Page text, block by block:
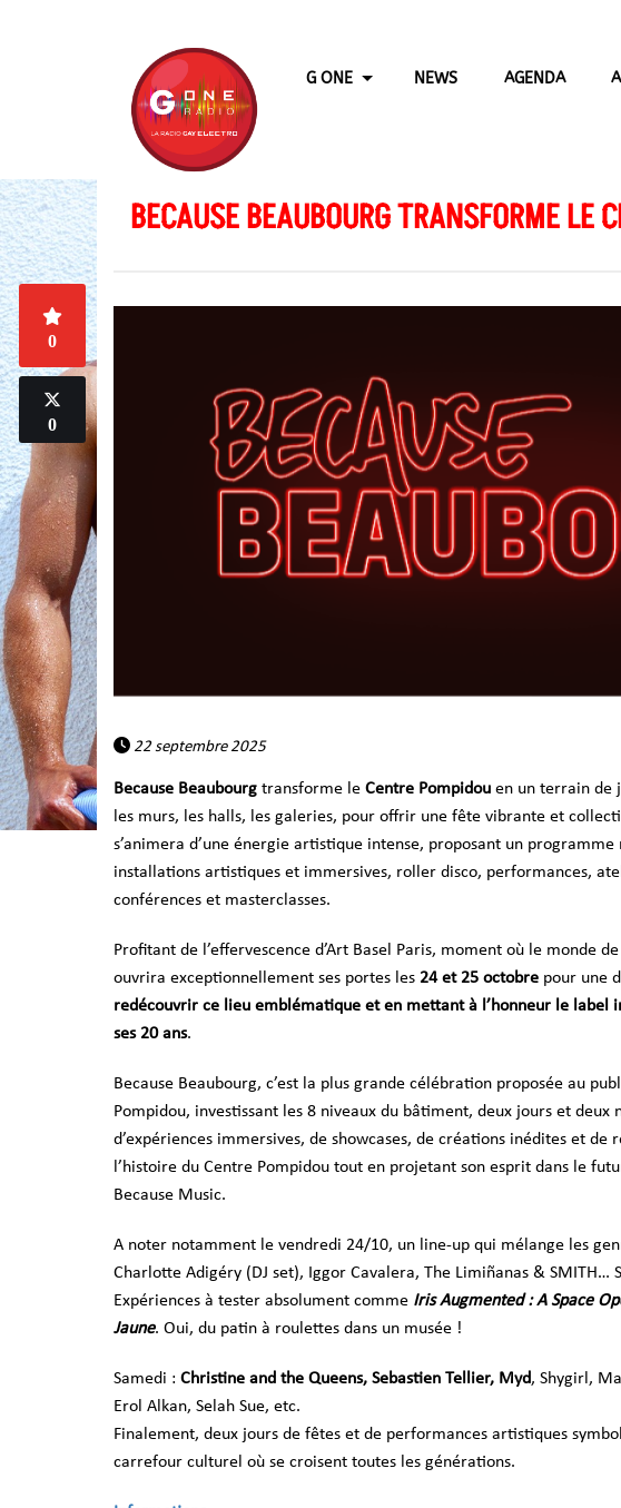
G ONE NEWS AGENDA
BECAUSE BEAUBOURG TRANSFORME LE
0
0
22 septembre 2025
Because Beaubourg transforme le Centre Pompidou en un terrain de
les murs, les halls, les galeries, pour offrir une fête vibrante et
s’animera d’une énergie artistique intense, proposant un
installations artistiques et immersives, roller disco, performances,
conférences et masterclasses.
Profitant de l’effervescence d’Art Basel Paris, moment où le monde
ouvrira exceptionnellement ses portes les 24 et 25 octobre pour une
redécouvrir ce lieu emblématique et en mettant à l’honneur le label
ses 20 ans.
Because Beaubourg, c’est la plus grande célébration proposée au
Pompidou, investissant les 8 niveaux du bâtiment, deux jours et
d’expériences immersives, de showcases, de créations inédites et de
l’histoire du Centre Pompidou tout en projetant son esprit dans le
Because Music.
A noter notamment le vendredi 24/10, un line-up qui mélange les
Charlotte Adigéry (DJ set), Iggor Cavalera, The Limiñanas & SMITH…
Expériences à tester absolument comme Iris Augmented : A Space
Jaune. Oui, du patin à roulettes dans un musée !
Samedi : Christine and the Queens, Sebastien Tellier, Myd, Shygirl,
Erol Alkan, Selah Sue, etc.
Finalement, deux jours de fêtes et de performances artistiques
carrefour culturel où se croisent toutes les générations.